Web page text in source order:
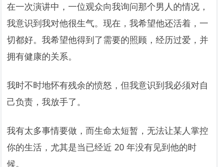
在一次演讲中，一位观众向我询问那个男人的情况，
我意识到我对他很生气。现在，我希望他还活着，一
切都好。我希望他得到了需要的照顾，经历过爱，并
拥有健康的关系。
我时不时地怀有残余的愤怒，但我意识到我必须对自
己负责，我放手了。
我有太多事情要做，而生命太短暂，无法让某人掌控
你的生活，尤其是当已经近 20 年没有见到他的时
候。